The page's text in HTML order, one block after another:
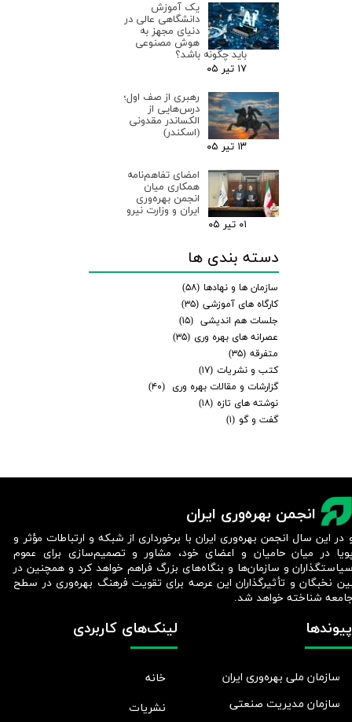
یک آموزش
دانشگاهی عالی در
دنیای مجهز به
هوش مصنوعی
باید چگونه باشد؟
۱۷ تیر ۰۵
رهبری از صف اول؛
درس‌هایی از
الکساندر مقدونی
(اسکندر)
۱۳ تیر ۰۵
امضای تفاهم‌نامه
همکاری میان
انجمن بهره‌وری
ایران و وزارت نیرو
۰۱ تیر ۰۵
دسته بندی ها
سازمان ها و نهادها (۵۸)
کارگاه های آموزشی (۳۵)
جلسات هم اندیشی (۱۵)
عصرانه های بهره وری (۳۵)
متفرقه (۳۵)
کتب و نشریات (۱۷)
گزارشات و مقالات بهره وری
(۴۰)
نوشته های تازه (۱۸)
گفت و گو (۱)
انجمن بهره‌وری ایران
لینک‌های کاربردی
خانه
نشریات
پیوندها
سازمان ملی بهره‌وری ایران
سازمان مدیریت صنعتی
در این سال انجمن بهره‌وری ایران با برخورداری از شبکه و ارتباطات مؤثر و
در میان حامیان و اعضای خود، مشاور و تصمیم‌سازی برای عموم
و سازمان‌ها و بنگاه‌های بزرگ فراهم خواهد کرد و همچنین در
نخبگان و تأثیرگذاران این عرصه برای تقویت فرهنگ بهره‌وری در سطح
شناخته خواهد شد.​​​​​​​